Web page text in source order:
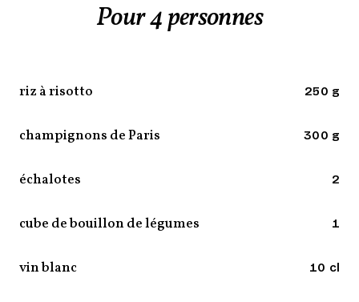
Pour 4 personnes
riz à risotto 250 g
champignons de Paris 300 g
échalotes 2
cube de bouillon de légumes 1
vin blanc 10 cl